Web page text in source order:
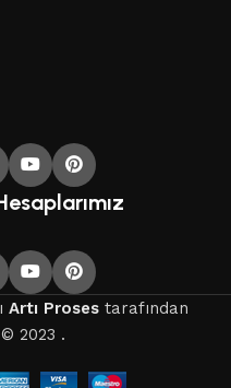
Artı Proses tarafından
© 2023 .